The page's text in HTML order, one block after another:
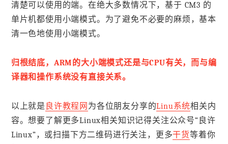
清楚可以使用的端。在绝大多数情况下，基于 CM3 的
单片机都使用小端模式。为了避免不必要的麻烦，基本
清一色地使用小端模式。
归根结底，ARM的大小端模式还是与CPU有关，而与编
译器和操作系统没有直接关系。
以上就是 良许教程网 为各位朋友分享的Linu系统相关内
容。想要了解更多Linux相关知识记得关注公众号“良许
Linux”，或扫描下方二维码进行关注，更多干货等着你